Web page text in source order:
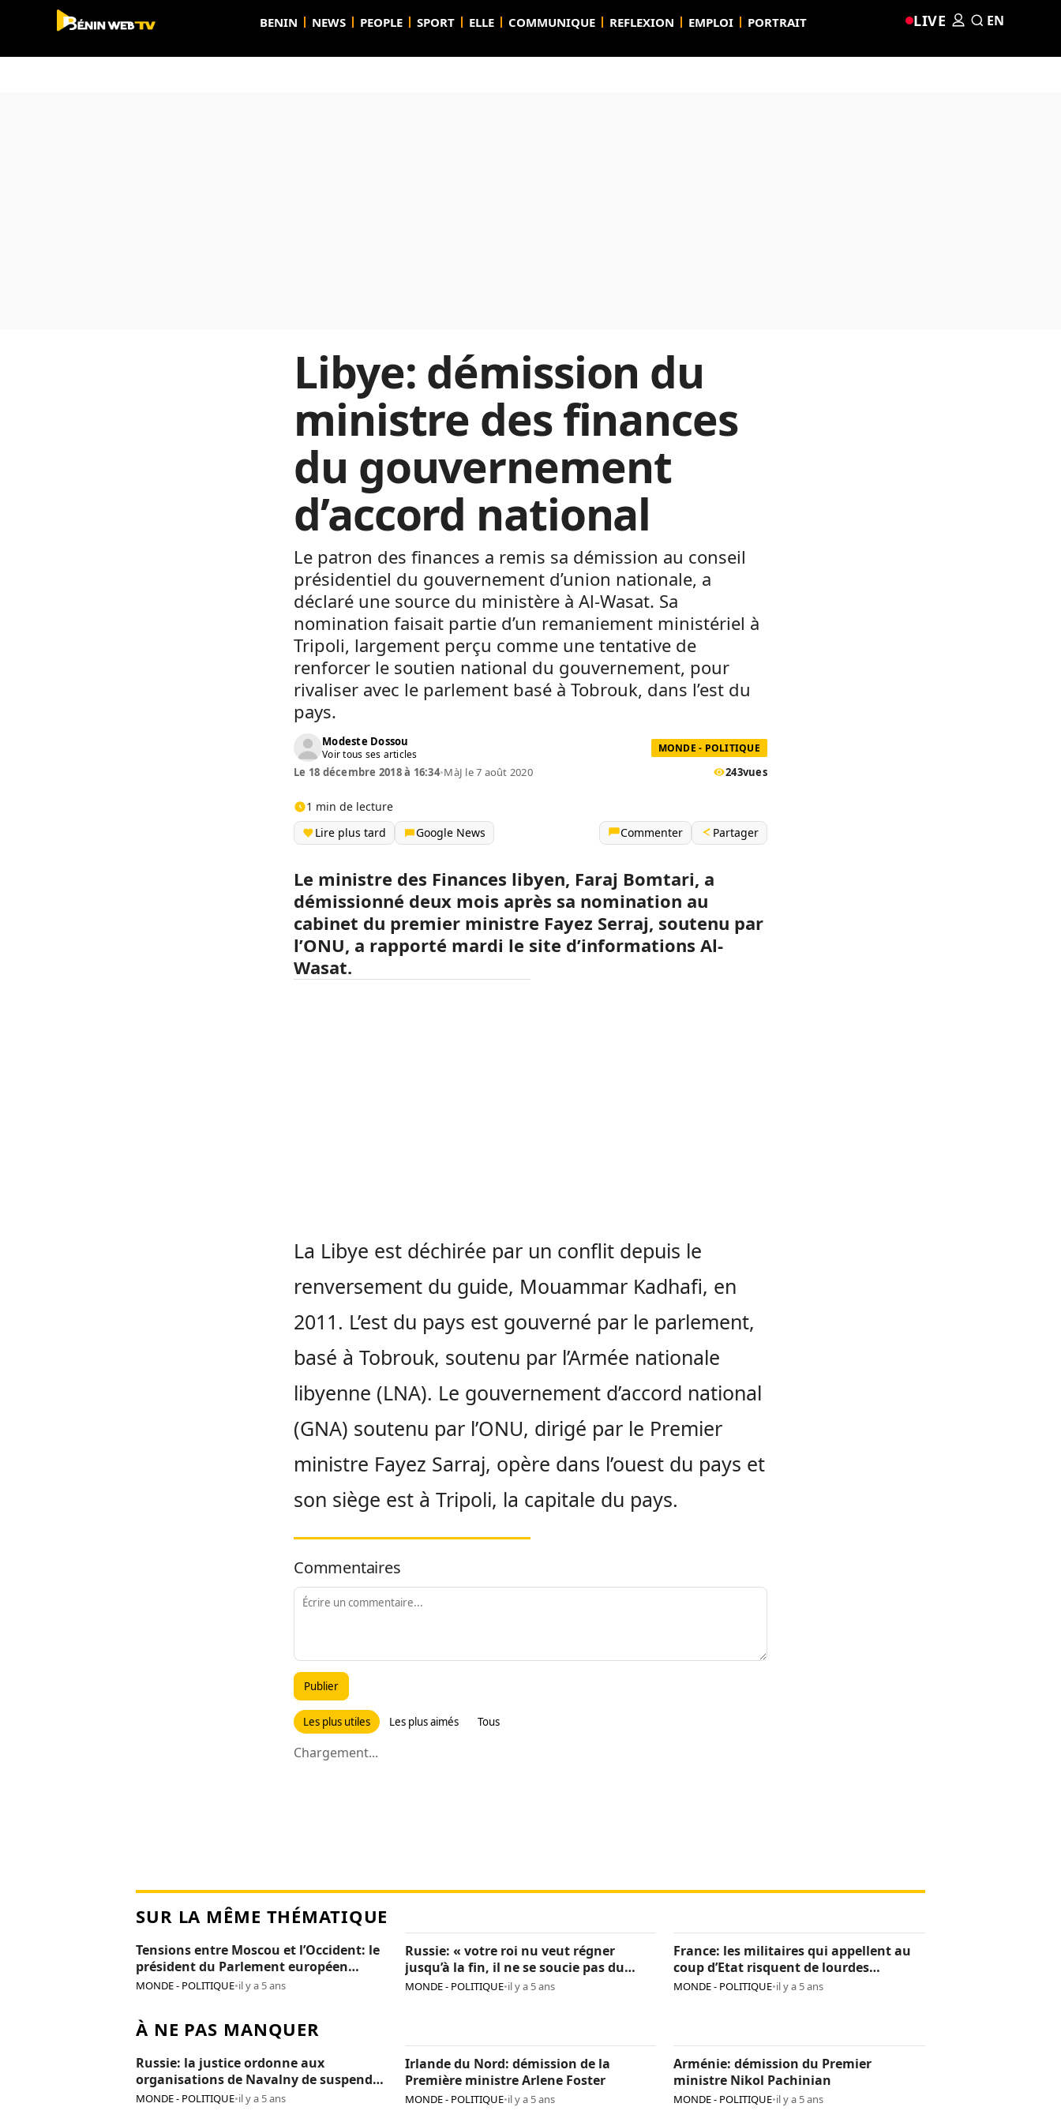
BENIN NEWS PEOPLE SPORT ELLE COMMUNIQUE REFLEXION EMPLOI PORTRAIT LIVE EN
Libye: démission du
ministre des finances
du gouvernement
d’accord national
Le patron des finances a remis sa démission au conseil
présidentiel du gouvernement d’union nationale, a
déclaré une source du ministère à Al-Wasat. Sa
nomination faisait partie d’un remaniement ministériel à
Tripoli, largement perçu comme une tentative de
renforcer le soutien national du gouvernement, pour
rivaliser avec le parlement basé à Tobrouk, dans l’est du
pays.
Modeste Dossou
Voir tous ses articles MONDE - POLITIQUE
Le 18 décembre 2018 à 16:34•MàJ le 7 août 2020 243vues
1 min de lecture
Lire plus tard
Google News Commenter Partager
Le ministre des Finances libyen, Faraj Bomtari, a
démissionné deux mois après sa nomination au
cabinet du premier ministre Fayez Serraj, soutenu par
l’ONU, a rapporté mardi le site d’informations Al-
Wasat.
La Libye est déchirée par un conflit depuis le
renversement du guide, Mouammar Kadhafi, en
2011. L’est du pays est gouverné par le parlement,
basé à Tobrouk, soutenu par l’Armée nationale
libyenne (LNA). Le gouvernement d’accord national
(GNA) soutenu par l’ONU, dirigé par le Premier
ministre Fayez Sarraj, opère dans l’ouest du pays et
son siège est à Tripoli, la capitale du pays.
Commentaires
Publier
Les plus utiles Les plus aimés Tous
Chargement...
SUR LA MÊME THÉMATIQUE
Tensions entre Moscou et l’Occident: le
président du Parlement européen
persona non grata en Russie
MONDE - POLITIQUE•il y a 5 ans
Russie: « votre roi nu veut régner
jusqu’à la fin, il ne se soucie pas du
pays », Navalny critique encore Poutine
MONDE - POLITIQUE•il y a 5 ans
France: les militaires qui appellent au
coup d’Etat risquent de lourdes
sanctions
MONDE - POLITIQUE•il y a 5 ans
À NE PAS MANQUER
Russie: la justice ordonne aux
organisations de Navalny de suspendre
leurs activités
MONDE - POLITIQUE•il y a 5 ans
Irlande du Nord: démission de la
Première ministre Arlene Foster
MONDE - POLITIQUE•il y a 5 ans
Arménie: démission du Premier
ministre Nikol Pachinian
MONDE - POLITIQUE•il y a 5 ans